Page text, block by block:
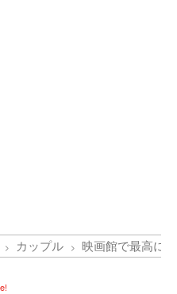
カップル 映画館で最高に